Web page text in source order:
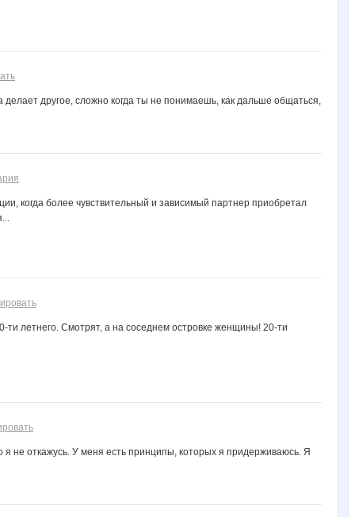
другое, сложно когда ты не понимаешь, как дальше общаться,
когда более чувствительный и зависимый партнер приобретал
летнего. Смотрят, а на соседнем островке женщины! 20-ти
не откажусь. У меня есть принципы, которых я придерживаюсь. Я